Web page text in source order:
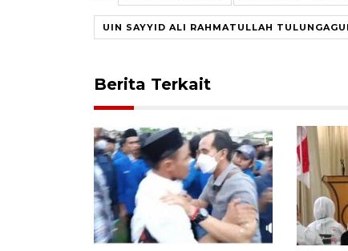
UIN SAYYID ALI RAHMATULLAH
Berita Terkait